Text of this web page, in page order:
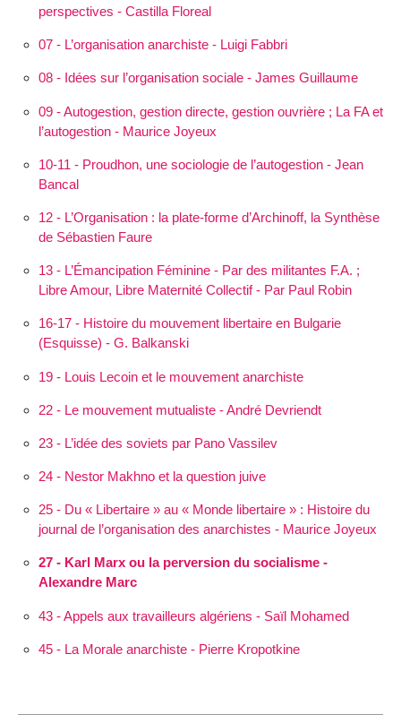
perspectives - Castilla Floreal
07 - L’organisation anarchiste - Luigi Fabbri
08 - Idées sur l’organisation sociale - James Guillaume
09 - Autogestion, gestion directe, gestion ouvrière ; La FA et
l’autogestion - Maurice Joyeux
10-11 - Proudhon, une sociologie de l’autogestion - Jean
Bancal
12 - L’Orga­nisation : la plate-forme d’Archinoff, la Synthèse
de Sébastien Faure
13 - L’Éman­cipation Féminine - Par des militantes F.A. ;
Libre Amour, Libre Maternité Collectif - Par Paul Robin
16-17 - Histoire du mouvement libertaire en Bulgarie
(Esquisse) - G. Balkanski
19 - Louis Lecoin et le mouvement anarchiste
22 - Le mouvement mutualiste - André Devriendt
23 - L’idée des soviets par Pano Vassilev
24 - Nestor Makhno et la question juive
25 - Du « Libertaire » au « Monde libertaire » : Histoire du
journal de l’organisation des anarchistes - Maurice Joyeux
27 - Karl Marx ou la perversion du socialisme -
Alexandre Marc
43 - Appels aux travailleurs algériens - Saïl Mohamed
45 - La Morale anarchiste - Pierre Kropotkine